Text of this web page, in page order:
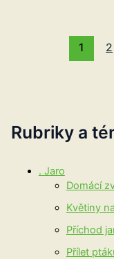
Rubriky a
. Jaro
Domácí
Květiny
Příchod
Přílet
1 2